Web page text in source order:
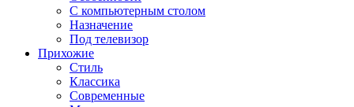
С компьютерным столом
Назначение
Под телевизор
Прихожие
Стиль
Классика
Современные